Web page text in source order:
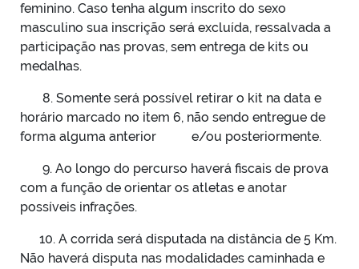
feminino. Caso tenha algum inscrito do sexo
masculino sua inscrição será excluída, ressalvada a
participação nas provas, sem entrega de kits ou
medalhas.
8. Somente será possível retirar o kit na data e
horário marcado no item 6, não sendo entregue de
forma alguma anterior e/ou posteriormente.
9. Ao longo do percurso haverá fiscais de prova
com a função de orientar os atletas e anotar
possíveis infrações.
10. A corrida será disputada na distância de 5 Km.
Não haverá disputa nas modalidades caminhada e